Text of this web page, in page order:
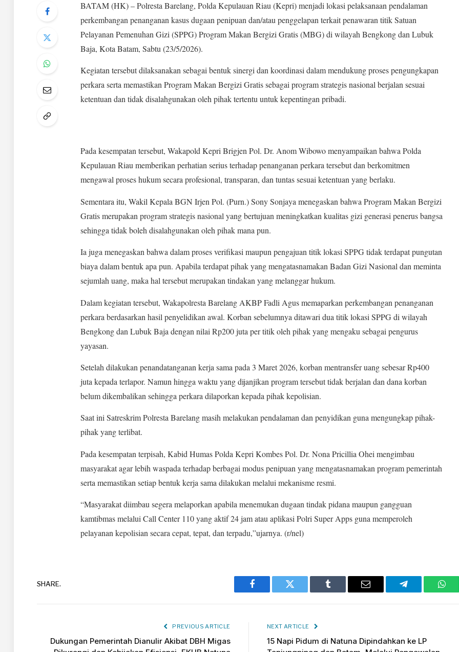
BATAM (HK) – Polresta Barelang, Polda Kepulauan Riau (Kepri) menjadi lokasi pelaksanaan pendalaman
perkembangan penanganan kasus dugaan penipuan dan/atau penggelapan terkait penawaran titik Satuan
Pelayanan Pemenuhan Gizi (SPPG) Program Makan Bergizi Gratis (MBG) di wilayah Bengkong dan Lubuk
Baja, Kota Batam, Sabtu (23/5/2026).
Kegiatan tersebut dilaksanakan sebagai bentuk sinergi dan koordinasi dalam mendukung proses pengungkapan
perkara serta memastikan Program Makan Bergizi Gratis sebagai program strategis nasional berjalan sesuai
ketentuan dan tidak disalahgunakan oleh pihak tertentu untuk kepentingan pribadi.
Pada kesempatan tersebut, Wakapold Kepri Brigjen Pol. Dr. Anom Wibowo menyampaikan bahwa Polda
Kepulauan Riau memberikan perhatian serius terhadap penanganan perkara tersebut dan berkomitmen
mengawal proses hukum secara profesional, transparan, dan tuntas sesuai ketentuan yang berlaku.
Sementara itu, Wakil Kepala BGN Irjen Pol. (Purn.) Sony Sonjaya menegaskan bahwa Program Makan Bergizi
Gratis merupakan program strategis nasional yang bertujuan meningkatkan kualitas gizi generasi penerus bangsa
sehingga tidak boleh disalahgunakan oleh pihak mana pun.
Ia juga menegaskan bahwa dalam proses verifikasi maupun pengajuan titik lokasi SPPG tidak terdapat pungutan
biaya dalam bentuk apa pun. Apabila terdapat pihak yang mengatasnamakan Badan Gizi Nasional dan meminta
sejumlah uang, maka hal tersebut merupakan tindakan yang melanggar hukum.
Dalam kegiatan tersebut, Wakapolresta Barelang AKBP Fadli Agus memaparkan perkembangan penanganan
perkara berdasarkan hasil penyelidikan awal. Korban sebelumnya ditawari dua titik lokasi SPPG di wilayah
Bengkong dan Lubuk Baja dengan nilai Rp200 juta per titik oleh pihak yang mengaku sebagai pengurus
yayasan.
Setelah dilakukan penandatanganan kerja sama pada 3 Maret 2026, korban mentransfer uang sebesar Rp400
juta kepada terlapor. Namun hingga waktu yang dijanjikan program tersebut tidak berjalan dan dana korban
belum dikembalikan sehingga perkara dilaporkan kepada pihak kepolisian.
Saat ini Satreskrim Polresta Barelang masih melakukan pendalaman dan penyidikan guna mengungkap pihak-
pihak yang terlibat.
Pada kesempatan terpisah, Kabid Humas Polda Kepri Kombes Pol. Dr. Nona Pricillia Ohei mengimbau
masyarakat agar lebih waspada terhadap berbagai modus penipuan yang mengatasnamakan program pemerintah
serta memastikan setiap bentuk kerja sama dilakukan melalui mekanisme resmi.
“Masyarakat diimbau segera melaporkan apabila menemukan dugaan tindak pidana maupun gangguan
kamtibmas melalui Call Center 110 yang aktif 24 jam atau aplikasi Polri Super Apps guna memperoleh
pelayanan kepolisian secara cepat, tepat, dan terpadu,”ujarnya. (r/nel)
SHARE.
Facebook Twitter Tumblr Email Telegram
PREVIOUS ARTICLE
Dukungan Pemerintah Dianulir Akibat DBH Migas
NEXT ARTICLE
15 Napi Pidum di Natuna Dipindahkan ke LP